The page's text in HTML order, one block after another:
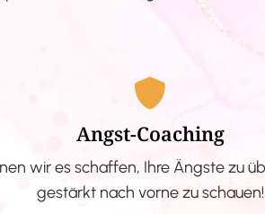
Angst-Coaching
wir es schaffen, Ihre Ängste zu
gestärkt nach vorne zu schauen!